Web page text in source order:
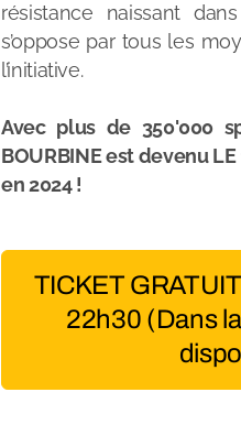
résistance naissant
s’oppose par tous les
l’initiative.
Avec plus de 350'000
BOURBINE est devenu
en 2024 !
TICKET
22h30 (Dans